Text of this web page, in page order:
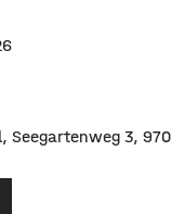
Seegartenweg 3,